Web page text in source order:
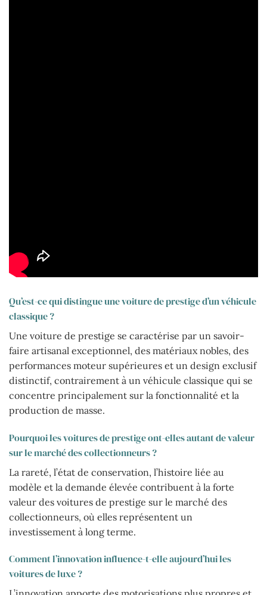
Qu’est-ce qui distingue une voiture de prestige d’un véhicule
classique ?
Une voiture de prestige se caractérise par un savoir-
faire artisanal exceptionnel, des matériaux nobles, des
performances moteur supérieures et un design exclusif
distinctif, contrairement à un véhicule classique qui se
concentre principalement sur la fonctionnalité et la
production de masse.
Pourquoi les voitures de prestige ont-elles autant de valeur
sur le marché des collectionneurs ?
La rareté, l’état de conservation, l’histoire liée au
modèle et la demande élevée contribuent à la forte
valeur des voitures de prestige sur le marché des
collectionneurs, où elles représentent un
investissement à long terme.
Comment l’innovation influence-t-elle aujourd’hui les
voitures de luxe ?